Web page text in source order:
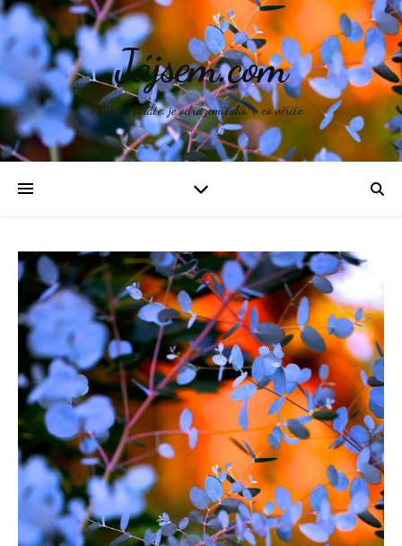
Jájsem.com
Vše, co děláte, je odrazem toho, v co věříte.